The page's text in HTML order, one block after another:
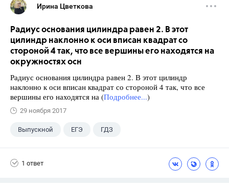
Ирина Цветкова
Радиус основания цилиндра равен 2. В этот
цилиндр наклонно к оси вписан квадрат со
стороной 4 так, что все вершины его находятся на
окружностях осн
Радиус основания цилиндра равен 2. В этот цилиндр
наклонно к оси вписан квадрат со стороной 4 так, что все
вершины его находятся на (Подробнее...)
29 ноября 2017
Выпускной ЕГЭ ГДЗ
1 ответ